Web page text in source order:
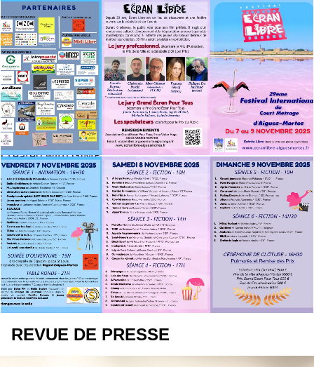
Created with GIMP
REVUE DE PRESSE